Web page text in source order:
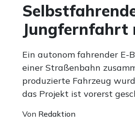
Jungfernfahrt
Ein autonom fahrender E-
einer Straßenbahn
produzierte Fahrzeug
das Projekt ist vorerst
Von Redaktion